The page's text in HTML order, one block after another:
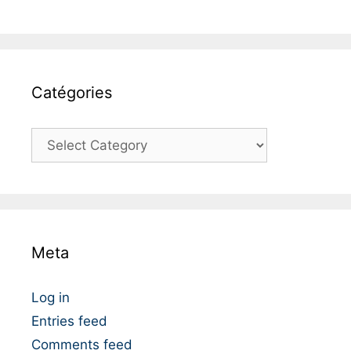
Catégories
r
e
s
Meta
Log in
Entries feed
Comments feed